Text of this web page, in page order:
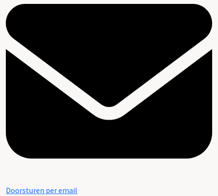
Doorsturen per email